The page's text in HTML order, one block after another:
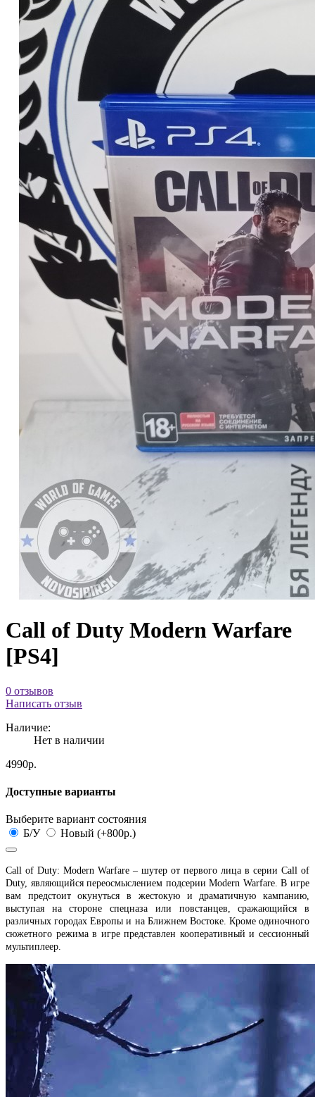
Call of Duty Modern Warfare
[PS4]
0 отзывов
Написать отзыв
Наличие:
Нет в наличии
4990р.
Доступные варианты
Выберите вариант состояния
Б/У
Новый (+800р.)
Call of Duty: Modern Warfare – шутер от первого лица в серии Call of
Duty, являющийся переосмыслением подсерии Modern Warfare. В игре
вам предстоит окунуться в жестокую и драматичную кампанию,
выступая на стороне спецназа или повстанцев, сражающийся в
различных городах Европы и на Ближнем Востоке. Кроме одиночного
сюжетного режима в игре представлен кооперативный и сессионный
мультиплеер.